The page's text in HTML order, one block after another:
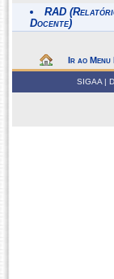
RAD
Docente)
Ir ao Menu
SIGAA |